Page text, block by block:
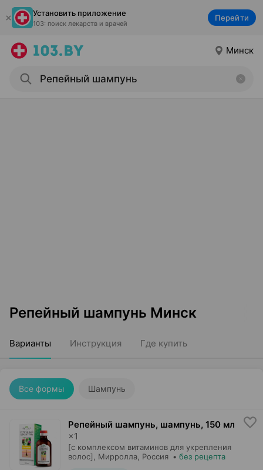
Установить приложение
103: поиск лекарств и врачей
Перейти
Минск
Репейный шампунь Минск
Варианты Инструкция Где купить
Все формы Шампунь
Репейный шампунь, шампунь, 150 мл
×1
[с комплексом витаминов для укрепления
волос],
Мирролла , Россия • без рецепта